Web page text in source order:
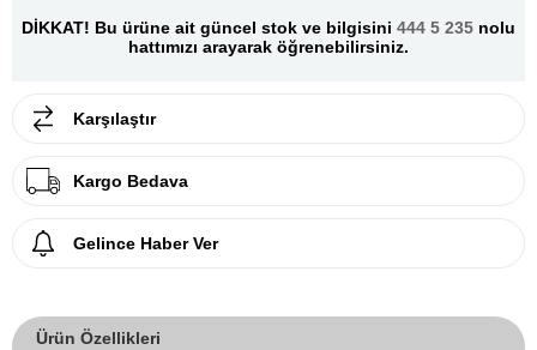
DİKKAT! Bu ürüne ait güncel stok ve bilgisini 444 5 235 nolu
hattımızı arayarak öğrenebilirsiniz.
Karşılaştır
Kargo Bedava
Gelince Haber Ver
Ürün Özellikleri